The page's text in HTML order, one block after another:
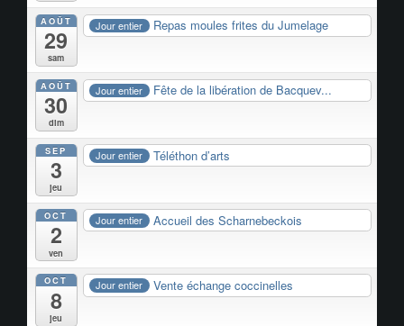
AOÛT
29
sam
Jour entier Repas moules frites du Jumelage
AOÛT
30
dim
Jour entier Fête de la libération de Bacquev...
SEP
3
jeu
Jour entier Téléthon d’arts
OCT
2
ven
Jour entier Accueil des Scharnebeckois
OCT
8
jeu
Jour entier Vente échange coccinelles